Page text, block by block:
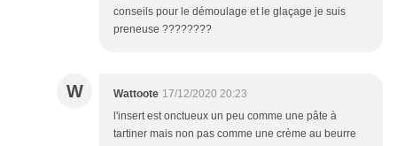
conseils pour le démoulage et le glaçage je suis
preneuse ????????
W Wattoote 17/12/2020 20:23
l'insert est onctueux un peu comme une pâte à
tartiner mais non pas comme une crème au beurre